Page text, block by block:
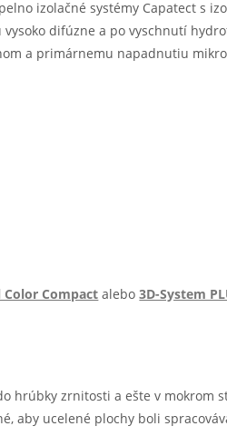
izolačné systémy Capatect s
difúzne a po vyschnutí
a primárnemu napadnutiu
Color Compact alebo3D-System
hrúbky zrnitosti a ešte v
aby ucelené plochy boli